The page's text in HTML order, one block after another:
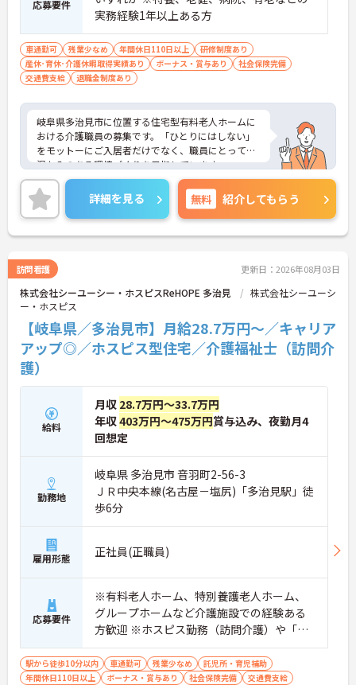
応募要件
実務経験1年以上ある方
車通勤可 残業少なめ 年間休日110日以上
研修制度あり
産休･育休･介護休暇取得実績あり
ボーナス・賞与あり
社会保険完備
交通費支給
退職金制度あり
岐阜県多治見市に位置する住宅型有料老人ホームに
おける介護職員の募集です。「ひとりにはしない」
をモットーにご入居者だけでなく、職員にとっても
温かみのある環境づくりを目指しています。
ご利用者一人ひとりに寄り添って介護サービスを提
供していただける方を募集しています。これまでの
介護業務を活かしながら業務できる職場環境です。
ご興味のある方には、面接対策ポイントなど、さら
に詳細をお話しいたしますのでお気軽にご相談くだ
詳細を見る 無料 紹介してもらう
訪問看護 更新日：2026年08月03日
株式会社シーユーシー・ホスピスReHOPE 多治見
株式会社シーユーシ
ー・ホスピス
【岐阜県／多治見市】月給28.7万円～／キャリア
アップ◎／ホスピス型住宅／介護福祉士（訪問介
護）
給料
月収 28.7万円～33.7万円
年収403万円～475万円賞与込み、夜勤月4
回想定
勤務地
岐阜県 多治見市 音羽町2-56-3
ＪＲ中央本線(名古屋－塩尻)「多治見駅」徒
歩6分
雇用形態 正社員(正職員)
応募要件
※有料老人ホーム、特別養護老人ホーム、
グループホームなど介護施設での経験ある
方歓迎 ※ホスピス勤務（訪問介護）や「看
取り」が初めての方も可
駅から徒歩10分以内 車通勤可 残業少なめ
託児所・育児補助
年間休日110日以上
ボーナス・賞与あり 社会保険完備
交通費支給